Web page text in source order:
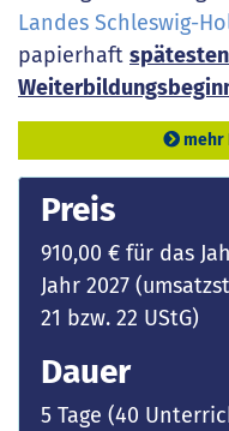
Landes Schleswig-
papierhaft
mehr
Preis
910,00 € für das
Jahr 2027
21 bzw. 22 UStG)
Dauer
5 Tage (40